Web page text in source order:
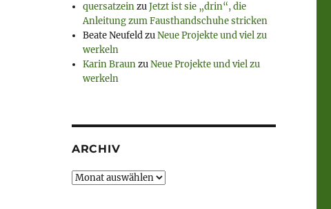
quersatzeinzuJetzt ist sie „drin“, die
Anleitung zum Fausthandschuhe stricken
Beate NeufeldzuNeue Projekte und viel zu
werkeln
Karin BraunzuNeue Projekte und viel zu
werkeln
ARCHIV
Archiv